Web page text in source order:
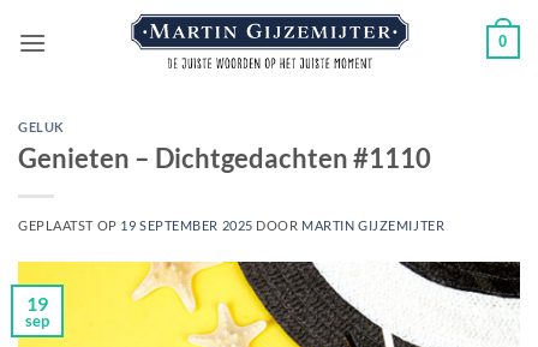
naar
0
GELUK
Genieten – Dichtgedachten #1110
GEPLAATST OP 19 SEPTEMBER 2025 DOOR MARTIN GIJZEMIJTER
19
sep